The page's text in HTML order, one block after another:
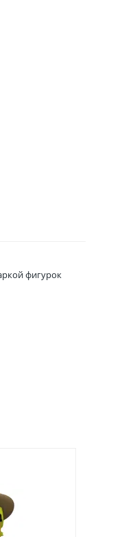
фигурок